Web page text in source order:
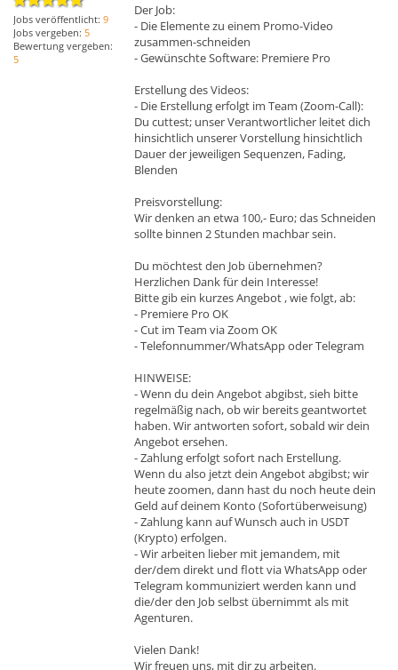
Jobs veröffentlicht: 9
Jobs vergeben: 5
Bewertung vergeben:
5
Der Job:
- Die Elemente zu einem Promo-Video
zusammen-schneiden
- Gewünschte Software: Premiere Pro
Erstellung des Videos:
- Die Erstellung erfolgt im Team (Zoom-Call):
Du cuttest; unser Verantwortlicher leitet dich
hinsichtlich unserer Vorstellung hinsichtlich
Dauer der jeweiligen Sequenzen, Fading,
Blenden
Preisvorstellung:
Wir denken an etwa 100,- Euro; das Schneiden
sollte binnen 2 Stunden machbar sein.
Du möchtest den Job übernehmen?
Herzlichen Dank für dein Interesse!
Bitte gib ein kurzes Angebot , wie folgt, ab:
- Premiere Pro OK
- Cut im Team via Zoom OK
- Telefonnummer/WhatsApp oder Telegram
HINWEISE:
- Wenn du dein Angebot abgibst, sieh bitte
regelmäßig nach, ob wir bereits geantwortet
haben. Wir antworten sofort, sobald wir dein
Angebot ersehen.
- Zahlung erfolgt sofort nach Erstellung.
Wenn du also jetzt dein Angebot abgibst; wir
heute zoomen, dann hast du noch heute dein
Geld auf deinem Konto (Sofortüberweisung)
- Zahlung kann auf Wunsch auch in USDT
(Krypto) erfolgen.
- Wir arbeiten lieber mit jemandem, mit
der/dem direkt und flott via WhatsApp oder
Telegram kommuniziert werden kann und
die/der den Job selbst übernimmt als mit
Agenturen.
Vielen Dank!
Wir freuen uns, mit dir zu arbeiten.